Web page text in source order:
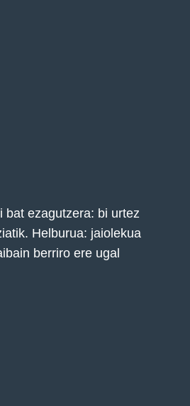
bat ezagutzera: bi urtez
Helburua: jaiolekua
berriro ere ugal